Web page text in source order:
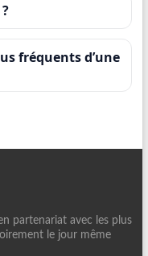
fréquents d’une
partenariat avec les plus
le jour même